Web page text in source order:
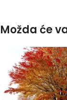
Možda će